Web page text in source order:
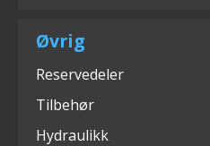
Øvrig
Reservedeler
Tilbehør
Hydraulikk